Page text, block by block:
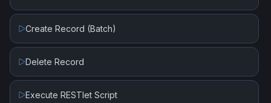
Create Record (Batch)
Delete Record
Execute RESTlet Script